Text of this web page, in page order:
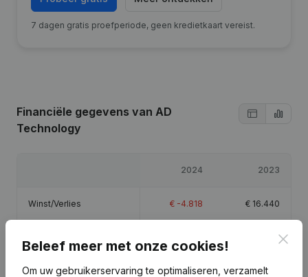
7 dagen gratis proefperiode, geen kredietkaart vereist.
Financiële gegevens van AD
Technology
2024 2023
Winst/Verlies € -4.818 € 16.440
68.069
Eigen vermogen €13.623 €18.440
Beleef meer met onze cookies!
Om uw gebruikerservaring te optimaliseren, verzamelt